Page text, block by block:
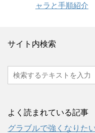
ャラと手順紹介
サイト内検索
よく読まれている記事
グラブルで強くなりた